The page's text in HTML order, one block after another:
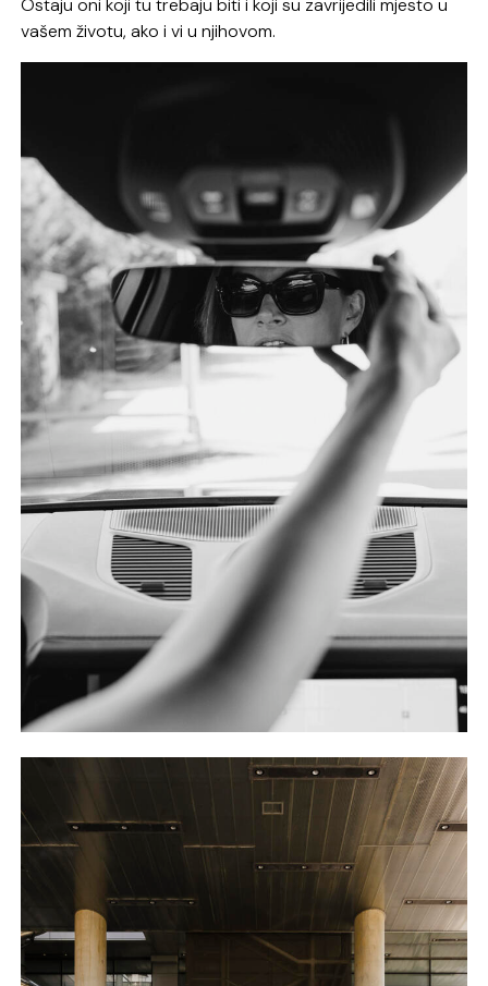
Ostaju oni koji tu trebaju biti i koji su zavrijedili mjesto u
vašem životu, ako i vi u njihovom.